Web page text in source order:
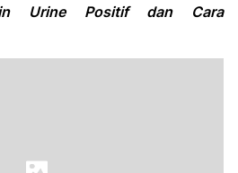
Urine Positif dan Cara